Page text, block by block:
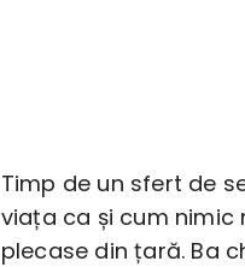
Timp de un sfert de
viața ca și cum
plecase din țară. Ba